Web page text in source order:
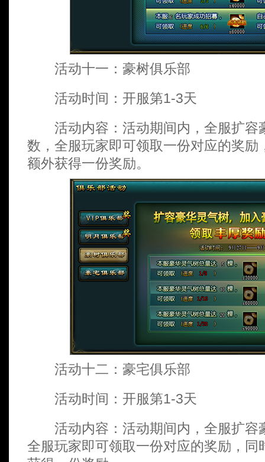
活动十一：豪树俱乐部
活动时间：开服第1-3天
活动内容：活动期间内，全服扩容
数，全服玩家即可领取一份对应的奖励
额外获得一份奖励。
活动十二：豪宅俱乐部
活动时间：开服第1-3天
活动内容：活动期间内，全服扩容
全服玩家即可领取一份对应的奖励，同